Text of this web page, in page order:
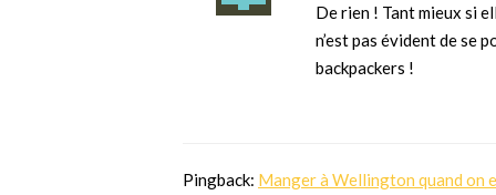
De rien ! Tant mieux si
n’est pas évident de se
backpackers !
Pingback: Manger à Wellington quand on